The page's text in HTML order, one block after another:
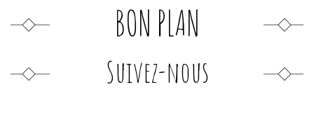
BON PLAN
Suivez-nous